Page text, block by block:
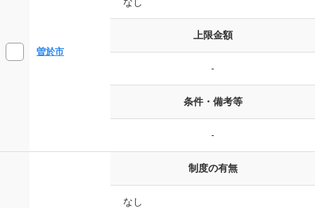
曽於市
上限金額
-
条件・備考等
-
制度の有無
なし